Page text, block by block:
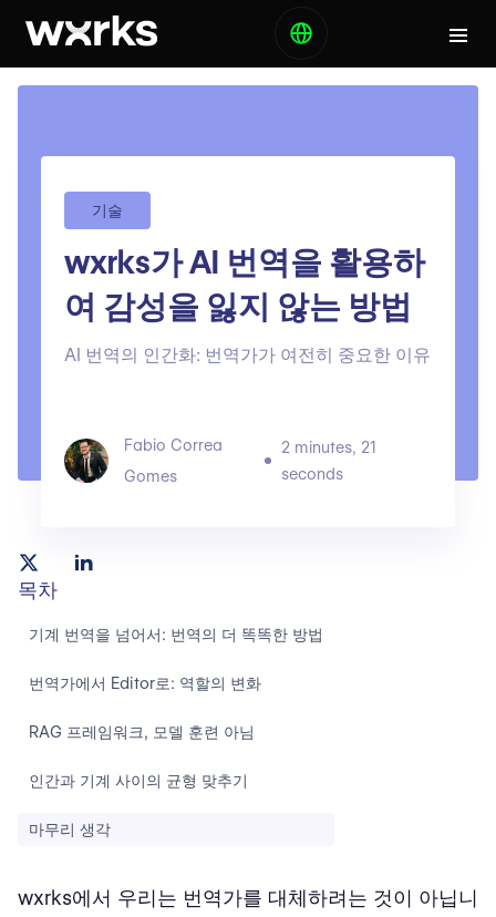
기술
wxrks가 AI 번역을 활용하
여 감성을 잃지 않는 방법
AI 번역의 인간화: 번역가가 여전히 중요한 이유
Fabio Correa
Gomes
2 minutes, 21
seconds
목차
기계 번역을 넘어서: 번역의 더 똑똑한 방법
번역가에서 Editor로: 역할의 변화
RAG 프레임워크, 모델 훈련 아님
인간과 기계 사이의 균형 맞추기
마무리 생각
wxrks에서 우리는 번역가를 대체하려는 것이 아닙니